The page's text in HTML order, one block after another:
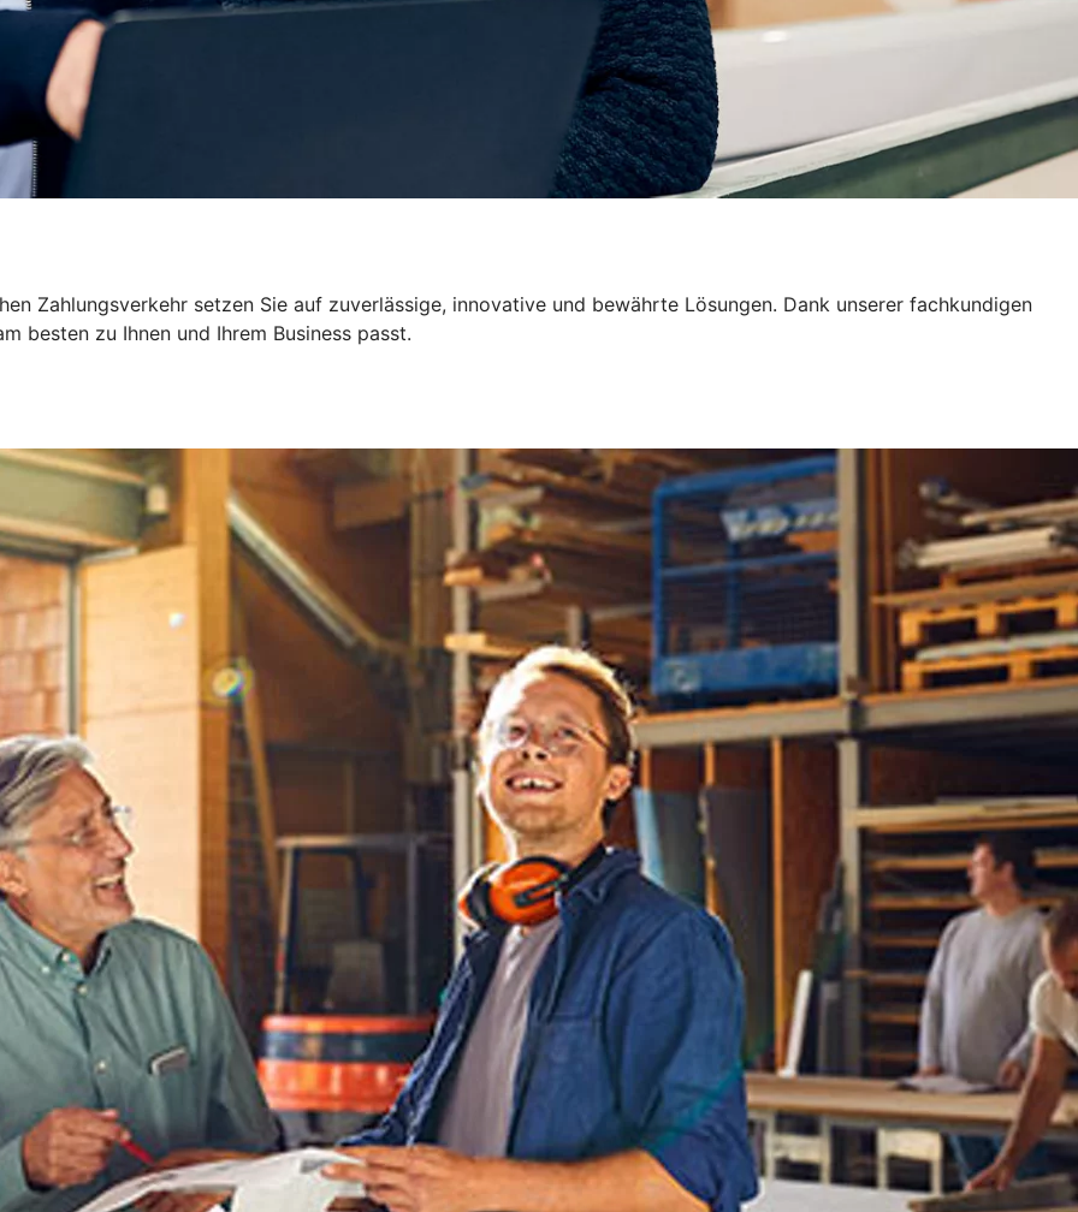
Zahlungsverkehr setzen Sie auf zuverlässige, innovative und bewährte Lösungen. Dank unserer fachkundigen
besten zu Ihnen und Ihrem Business passt.